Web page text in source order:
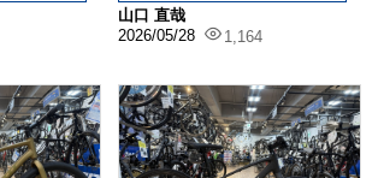
山口 直哉
2026/05/28
1,164